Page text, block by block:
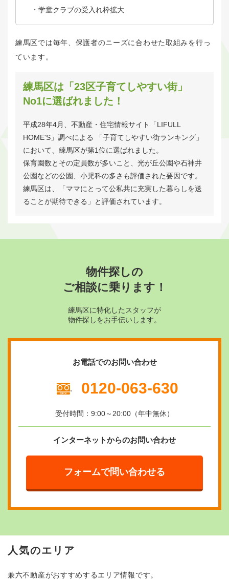
・学童クラブの受入れ枠拡大
練馬区では毎年、保護者のニーズに合わせた取組みを行っ
ています。
練馬区は「23区子育てしやすい街」
No1に選ばれました！
平成28年4月、不動産・住宅情報サイト「LIFULL
HOME'S」調べによる 「子育てしやすい街ランキング」
において、練馬区が第1位に選ばれました。
保育園数とその定員数が多いこと、光が丘公園や石神井
公園などの公園、小児科の多さも評価された要因です。
練馬区は、「ママにとって公私共に充実した暮らしを送
ることが期待できる」と評価されています。
物件探しの
ご相談に乗ります！
練馬区に特化したスタッフが
物件探しをお手伝いします。
お電話でのお問い合わせ
0120-063-630
受付時間：9:00～20:00（年中無休）
インターネットからのお問い合わせ
フォームで問い合わせる
人気のエリア
兼六不動産がおすすめするエリア情報です。